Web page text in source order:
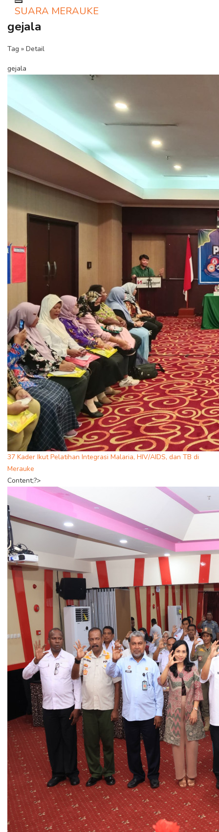
Toggle navigation
SUARA MERAUKE
gejala
Tag » Detail
gejala
37 Kader Ikut Pelatihan Integrasi Malaria, HIV/AIDS, dan TB di
Merauke
Content;?>